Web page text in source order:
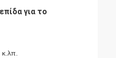
για το